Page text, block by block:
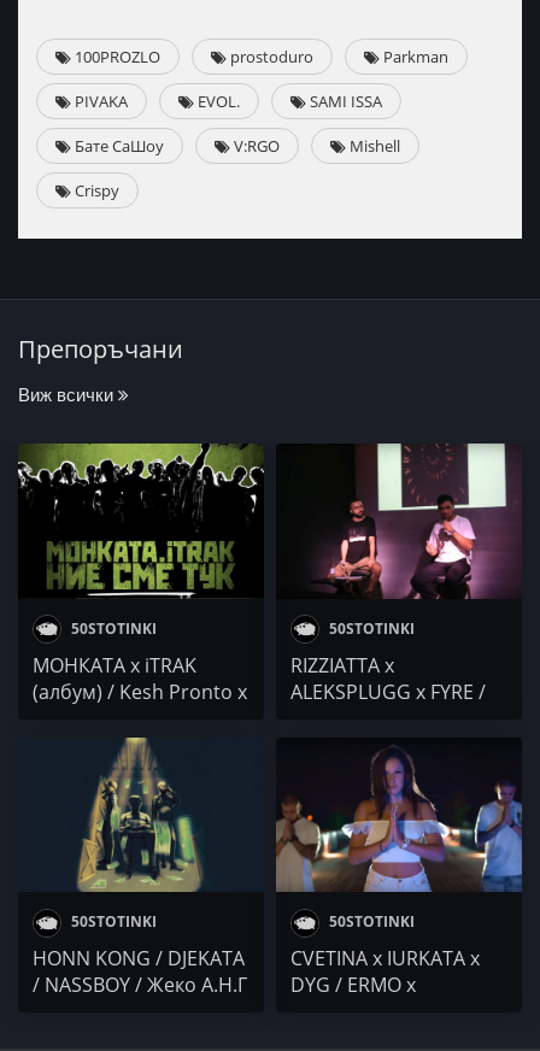
100PROZLO prostoduro Parkman
PIVAKA EVOL. SAMI ISSA
Бате СаШоу V:RGO Mishell
Crispy
Препоръчани
Виж всички
50STOTINKI
МОНКАТА x iTRAK
(албум) / Kesh Pronto x
/ DJ 89 & Poli
Bogdanova / Lina Nikol
/ IMP x Sr. Martini
50STOTINKI
RIZZIATTA x
ALEKSPLUGG x FYRE /
SMYAH x Григовор /
50STOTINKI
HONN KONG / DJEKATA
/ NASSBOY / Жеко А.Н.Г
50STOTINKI
CVETINA x IURKATA x
DYG / ERMO x